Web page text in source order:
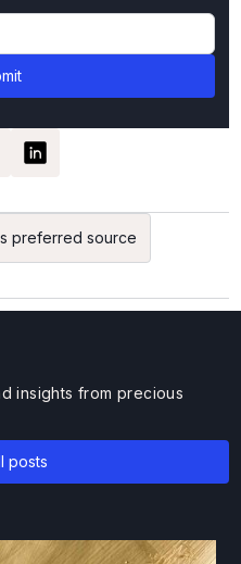
preferred source
insights from precious
posts